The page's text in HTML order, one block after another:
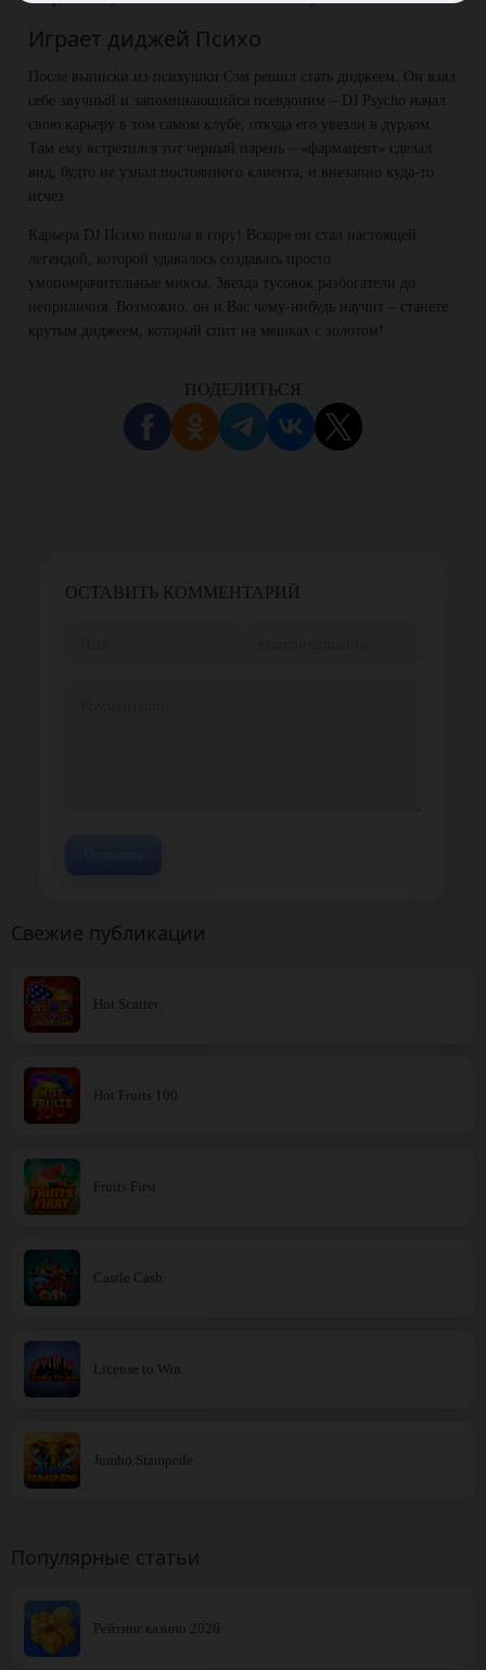
Играет диджей Психо
После выписки из психушки Сэм решил стать диджеем. Он взял
себе звучный и запоминающийся псевдоним – DJ Psycho начал
свою карьеру в том самом клубе, откуда его увезли в дурдом.
Там ему встретился тот черный парень – «фармацевт» сделал
вид, будто не узнал постоянного клиента, и внезапно куда-то
исчез.
Карьера DJ Психо пошла в гору! Вскоре он стал настоящей
легендой, которой удавалось создавать просто
умопомрачительные миксы. Звезда тусовок разбогатели до
неприличия. Возможно, он и Вас чему-нибудь научит – станете
крутым диджеем, который спит на мешках с золотом!
ПОДЕЛИТЬСЯ
ОСТАВИТЬ КОММЕНТАРИЙ
Свежие публикации
Hot Scatter
Hot Fruits 100
Fruits First
Castle Cash
License to Win
Jumbo Stampede
Популярные статьи
Рейтинг казино 2026